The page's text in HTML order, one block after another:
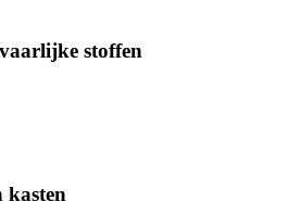
stoffen
kasten